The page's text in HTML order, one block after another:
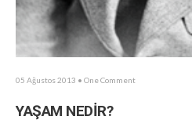
05 Ağustos 2013 • One Comment
YAŞAM NEDİR?